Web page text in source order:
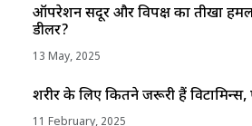
ऑपरेशन सिंदूर और विपक्ष का तीखा
डीलर?
13 May, 2025
शरीर के लिए कितने जरूरी हैं
11 February, 2025